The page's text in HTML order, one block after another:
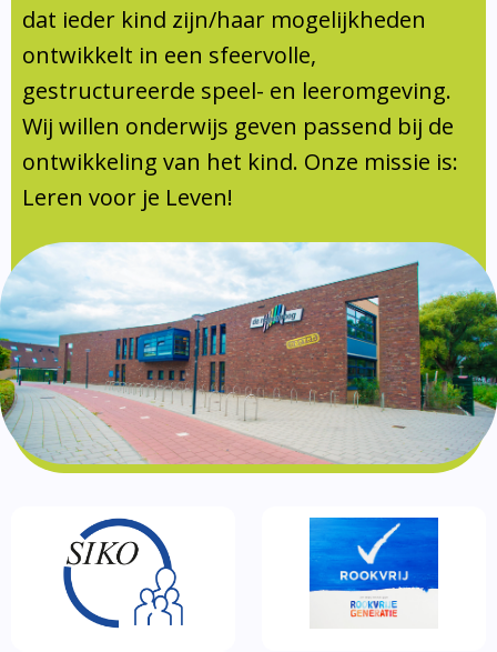
Schoolvakanties
Ouderraad
Medezeggenschapsraad
Documentatie
Formulieren
SIKO
Samenwerkingen
dat ieder kind zijn/haar mogelijkheden
ontwikkelt in een sfeervolle,
gestructureerde speel- en leeromgeving.
Wij willen onderwijs geven passend bij de
ontwikkeling van het kind. Onze missie is:
Leren voor je Leven!